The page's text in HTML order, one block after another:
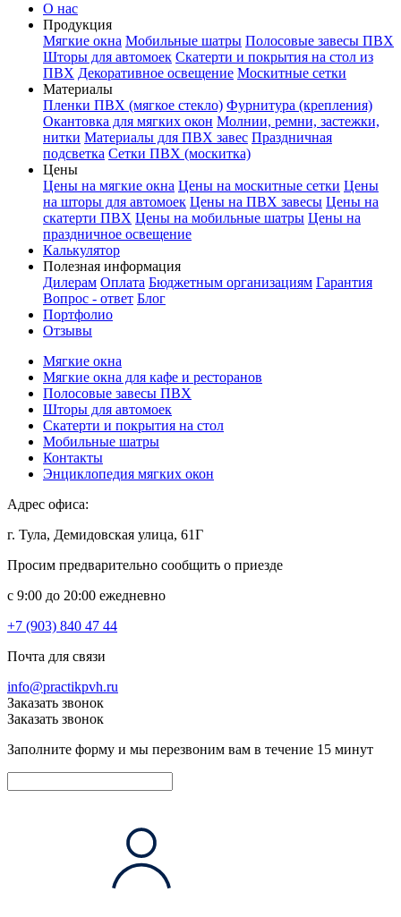
О нас
Продукция
Мягкие окна Мобильные шатры Полосовые завесы ПВХ
Шторы для автомоек Скатерти и покрытия на стол из
ПВХ Декоративное освещение Москитные сетки
Материалы
Пленки ПВХ (мягкое стекло) Фурнитура (крепления)
Окантовка для мягких окон Молнии, ремни, застежки,
нитки Материалы для ПВХ завес Праздничная
подсветка Сетки ПВХ (москитка)
Цены
Цены на мягкие окна Цены на москитные сетки Цены
на шторы для автомоек Цены на ПВХ завесы Цены на
скатерти ПВХ Цены на мобильные шатры Цены на
праздничное освещение
Калькулятор
Полезная информация
Дилерам Оплата Бюджетным организациям Гарантия
Вопрос - ответ Блог
Портфолио
Отзывы
Мягкие окна
Мягкие окна для кафе и ресторанов
Полосовые завесы ПВХ
Шторы для автомоек
Скатерти и покрытия на стол
Мобильные шатры
Контакты
Энциклопедия мягких окон
Адрес офиса:
г. Тула, Демидовская улица, 61Г
Просим предварительно сообщить о приезде
c 9:00 до 20:00 ежедневно
+7 (903) 840 47 44
Почта для связи
info@practikpvh.ru
Заказать звонок
Заказать звонок
Заполните форму и мы перезвоним вам в течение 15 минут